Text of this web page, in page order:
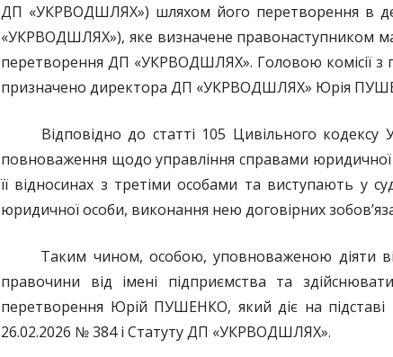
ДП «УКРВОДШЛЯХ») шляхом його перетворення в
«УКРВОДШЛЯХ»), яке визначене правонаступником
перетворення ДП «УКРВОДШЛЯХ». Головою комісії з
призначено директора ДП «УКРВОДШЛЯХ» Юрія
Відповідно до статті 105 Цивільного кодексу
повноваження щодо управління справами юридичної
її відносинах з третіми особами та виступають у
юридичної особи, виконання нею договірних
Таким чином, особою, уповноваженою діяти від
правочини від імені підприємства та
перетворення Юрій ПУШЕНКО, який діє на підставі
26.02.2026 № 384 і Статуту ДП «УКРВОДШЛЯХ».